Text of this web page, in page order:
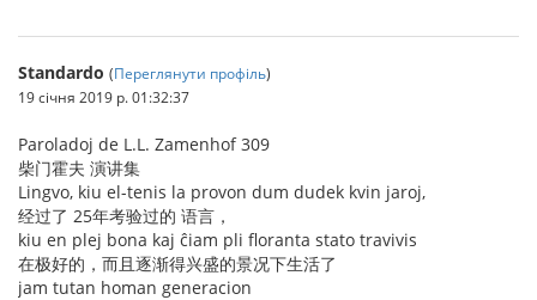
Standardo (Переглянути профіль)
19 січня 2019 р. 01:32:37
Paroladoj de L.L. Zamenhof 309
柴门霍夫 演讲集
Lingvo, kiu el-tenis la provon dum dudek kvin jaroj,
经过了 25年考验过的 语言，
kiu en plej bona kaj ĉiam pli floranta stato travivis
在极好的，而且逐渐得兴盛的景况下生活了
jam tutan homan generacion